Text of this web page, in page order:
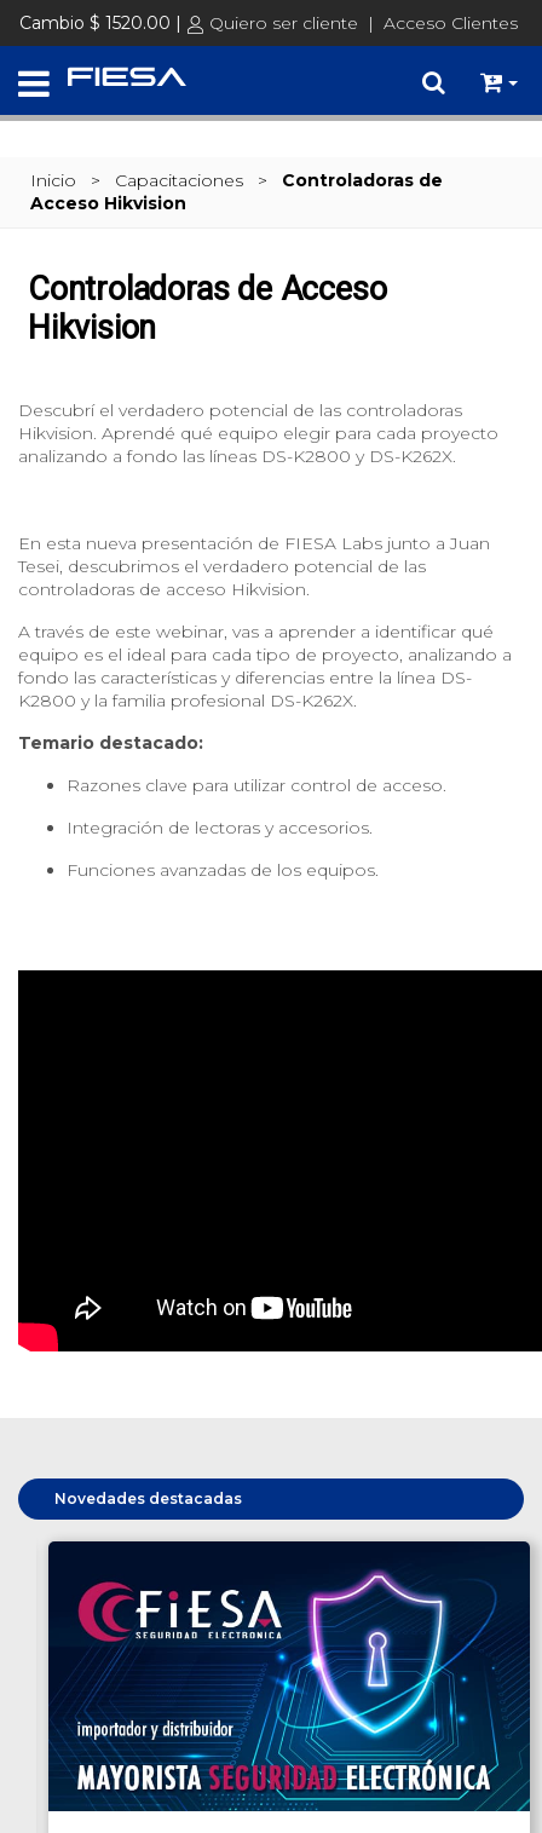
Cambio $ 1520.00 | Quiero ser cliente | Acceso Clientes
Inicio > Capacitaciones > Controladoras de
Acceso Hikvision
Controladoras de Acceso
Hikvision
Descubrí el verdadero potencial de las controladoras
Hikvision. Aprendé qué equipo elegir para cada proyecto
analizando a fondo las líneas DS-K2800 y DS-K262X.
En esta nueva presentación de FIESA Labs junto a Juan
Tesei, descubrimos el verdadero potencial de las
controladoras de acceso Hikvision.
A través de este webinar, vas a aprender a identificar qué
equipo es el ideal para cada tipo de proyecto, analizando a
fondo las características y diferencias entre la línea DS-
K2800 y la familia profesional DS-K262X.
Temario destacado:
Razones clave para utilizar control de acceso.
Integración de lectoras y accesorios.
Funciones avanzadas de los equipos.
Novedades destacadas